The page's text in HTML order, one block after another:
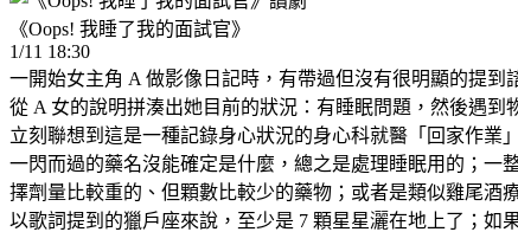
《Oops! 我睡了我的面試官》
1/11 18:30
一開始女主角 A 做影像日記時，有帶過但沒有很明顯的提到
從 A 女的說明拼湊出她目前的狀況：有睡眠問題，然後遇到
立刻聯想到這是一種記錄身心狀況的身心科就醫「回家作業
一閃而過的藥名沒能確定是什麼，總之是處理睡眠用的；一
擇劑量比較重的、但顆數比較少的藥物；或者是類似雞尾酒
以歌詞提到的獵戶座來說，至少是 7 顆星星灑在地上了；如